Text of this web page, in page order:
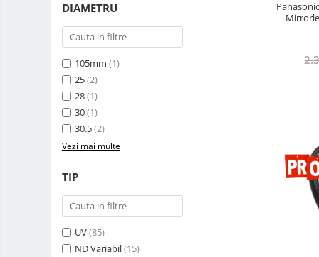
Alimentatoare 220V
integrare in sisteme video
Curatare Senzor
Huse de ploaie
Microfoane / Reportofoane
Transmitator de fisiere fara fir
Accesorii diverse
DIAMETRU
105mm (1)
25(2)
28(1)
30(1)
30.5(2)
Vezi mai multe
TIP
UV(85)
ND Variabil(15)